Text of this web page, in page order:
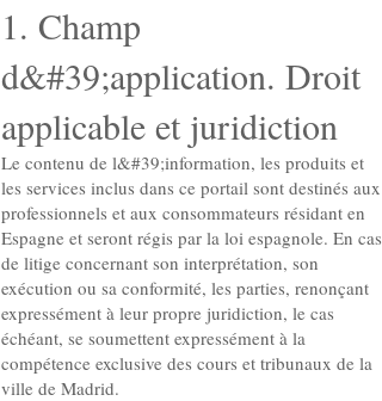
1. Champ
d&#39;application. Droit
applicable et juridiction
Le contenu de l&#39;information, les produits et
les services inclus dans ce portail sont destinés aux
professionnels et aux consommateurs résidant en
Espagne et seront régis par la loi espagnole. En cas
de litige concernant son interprétation, son
exécution ou sa conformité, les parties, renonçant
expressément à leur propre juridiction, le cas
échéant, se soumettent expressément à la
compétence exclusive des cours et tribunaux de la
ville de Madrid.